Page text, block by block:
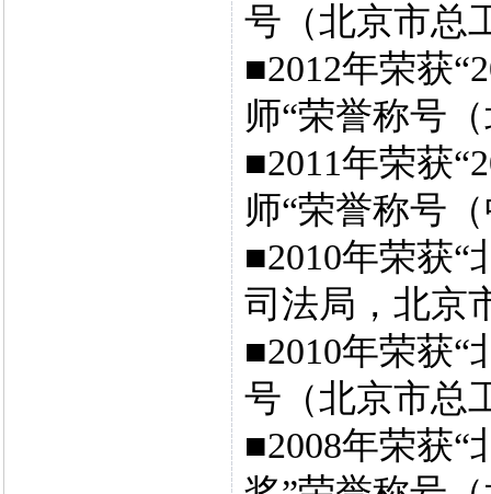
号（北京市总
■2012年荣获
师“荣誉称号
■2011年荣获
师“荣誉称号
■2010年荣获“
司法局，北京
■2010年荣获“
号（北京市总
■2008年荣获